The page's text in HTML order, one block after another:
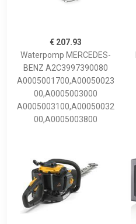
€ 207.93
Waterpomp MERCEDES-
BENZ A2C3997390080
A0005001700,A00050023
00,A0005003000
A0005003100,A00050032
00,A0005003800